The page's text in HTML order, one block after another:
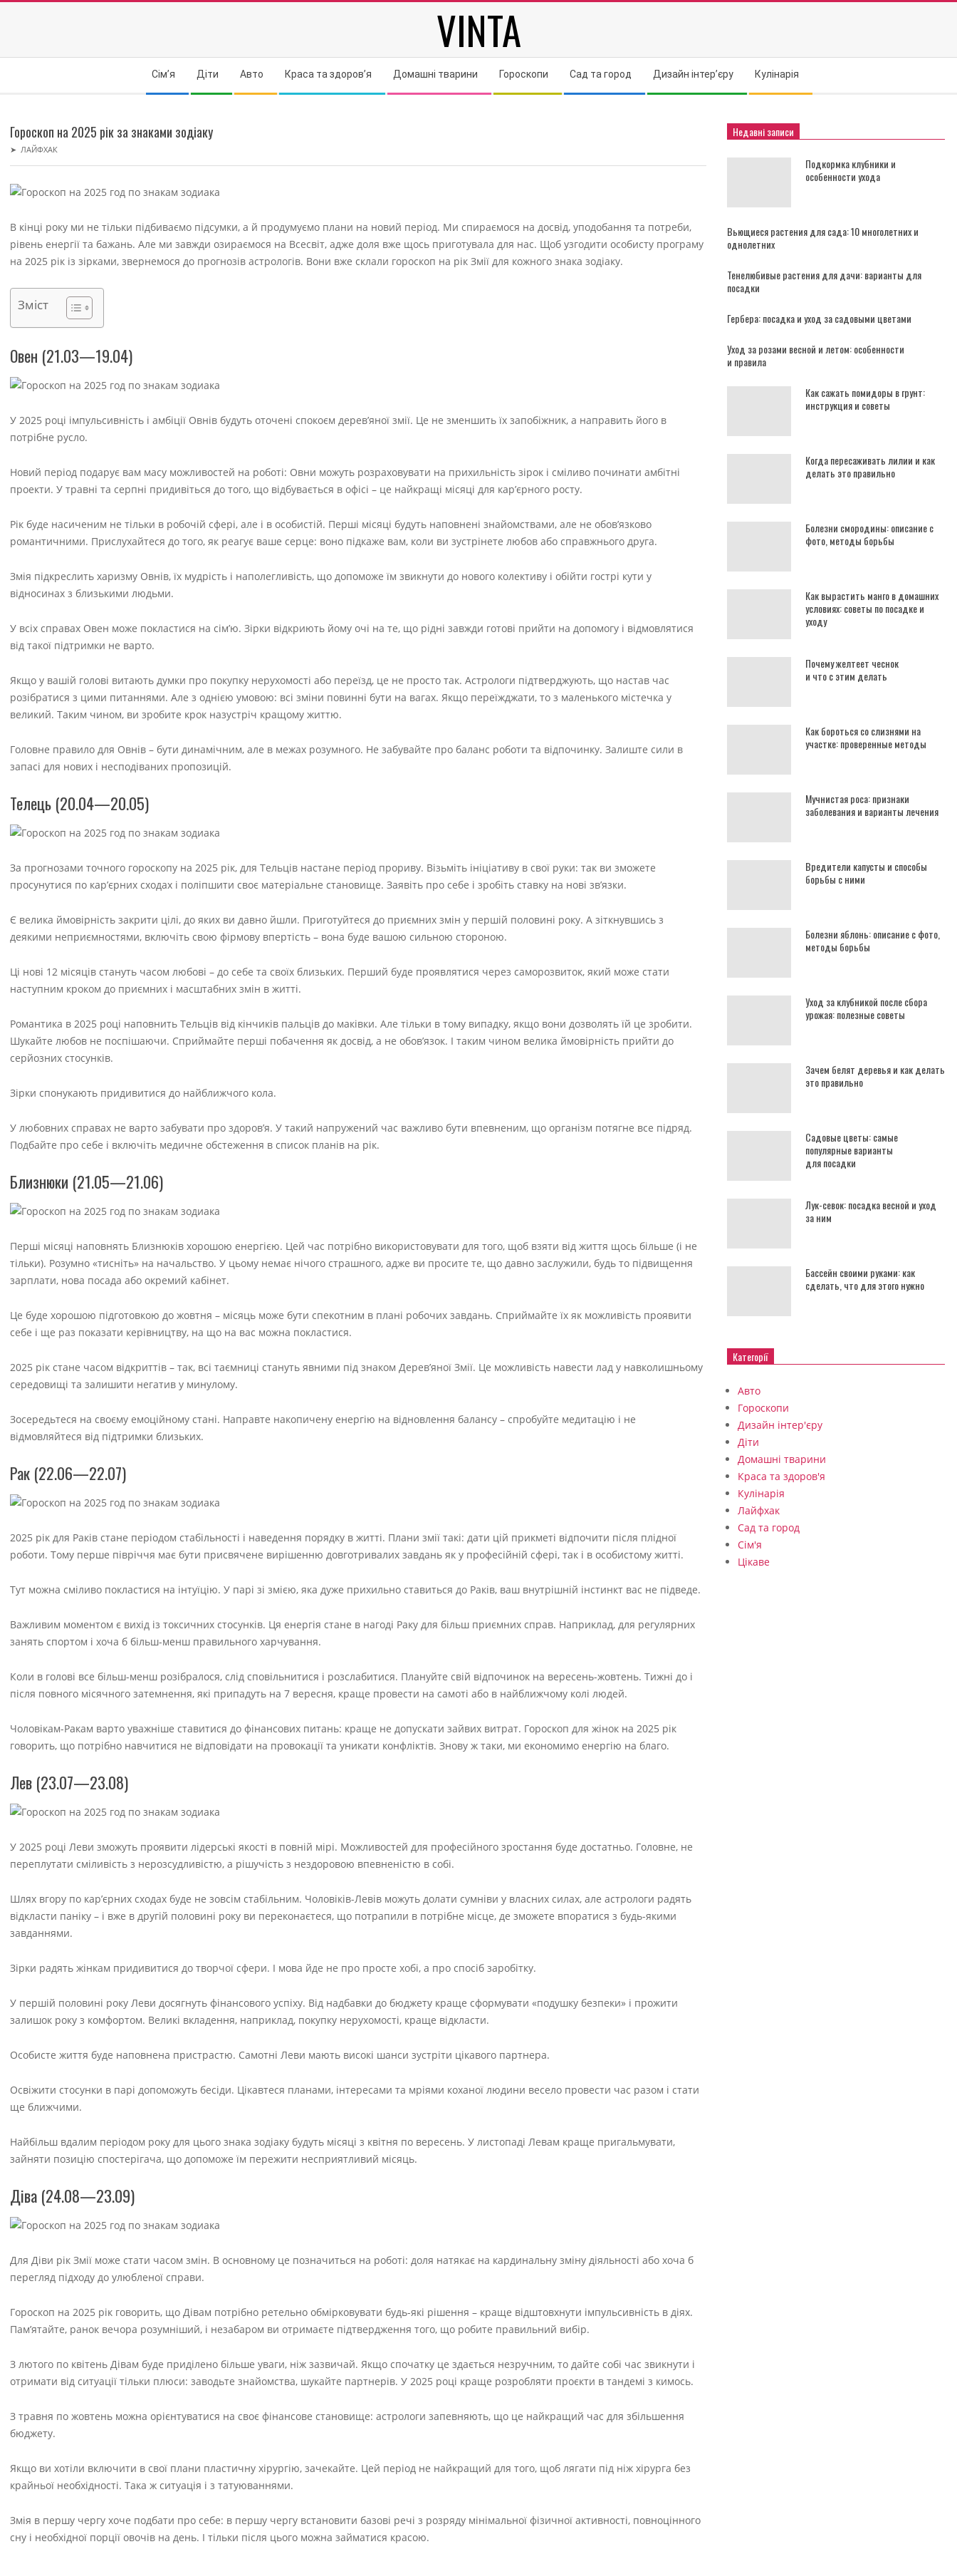
VINTA
Сім’я Діти Авто Краса та здоров’я Домашні тварини Гороскопи Сад та город Дизайн інтер’єру Кулінарія
Гороскоп на 2025 рік за знаками зодіаку
➤ ЛАЙФХАК
В кінці року ми не тільки підбиваємо підсумки, а й продумуємо плани на новий період. Ми спираємося на досвід, уподобання та потреби,
рівень енергії та бажань. Але ми завжди озираємося на Всесвіт, адже доля вже щось приготувала для нас. Щоб узгодити особисту програму
на 2025 рік із зірками, звернемося до прогнозів астрологів. Вони вже склали гороскоп на рік Змії для кожного знака зодіаку.
Зміст
Овен (21.03—19.04)
У 2025 році імпульсивність і амбіції Овнів будуть оточені спокоєм дерев’яної змії. Це не зменшить їх запобіжник, а направить його в
потрібне русло.
Новий період подарує вам масу можливостей на роботі: Овни можуть розраховувати на прихильність зірок і сміливо починати амбітні
проекти. У травні та серпні придивіться до того, що відбувається в офісі – це найкращі місяці для кар’єрного росту.
Рік буде насиченим не тільки в робочій сфері, але і в особистій. Перші місяці будуть наповнені знайомствами, але не обов’язково
романтичними. Прислухайтеся до того, як реагує ваше серце: воно підкаже вам, коли ви зустрінете любов або справжнього друга.
Змія підкреслить харизму Овнів, їх мудрість і наполегливість, що допоможе їм звикнути до нового колективу і обійти гострі кути у
відносинах з близькими людьми.
У всіх справах Овен може покластися на сім’ю. Зірки відкриють йому очі на те, що рідні завжди готові прийти на допомогу і відмовлятися
від такої підтримки не варто.
Якщо у вашій голові витають думки про покупку нерухомості або переїзд, це не просто так. Астрологи підтверджують, що настав час
розібратися з цими питаннями. Але з однією умовою: всі зміни повинні бути на вагах. Якщо переїжджати, то з маленького містечка у
великий. Таким чином, ви зробите крок назустріч кращому життю.
Головне правило для Овнів – бути динамічним, але в межах розумного. Не забувайте про баланс роботи та відпочинку. Залиште сили в
запасі для нових і несподіваних пропозицій.
Телець (20.04—20.05)
За прогнозами точного гороскопу на 2025 рік, для Тельців настане період прориву. Візьміть ініціативу в свої руки: так ви зможете
просунутися по кар’єрних сходах і поліпшити своє матеріальне становище. Заявіть про себе і зробіть ставку на нові зв’язки.
Є велика ймовірність закрити цілі, до яких ви давно йшли. Приготуйтеся до приємних змін у першій половині року. А зіткнувшись з
деякими неприємностями, включіть свою фірмову впертість – вона буде вашою сильною стороною.
Ці нові 12 місяців стануть часом любові – до себе та своїх близьких. Перший буде проявлятися через саморозвиток, який може стати
наступним кроком до приємних і масштабних змін в житті.
Романтика в 2025 році наповнить Тельців від кінчиків пальців до маківки. Але тільки в тому випадку, якщо вони дозволять їй це зробити.
Шукайте любов не поспішаючи. Сприймайте перші побачення як досвід, а не обов’язок. І таким чином велика ймовірність прийти до
серйозних стосунків.
Зірки спонукають придивитися до найближчого кола.
У любовних справах не варто забувати про здоров’я. У такий напружений час важливо бути впевненим, що організм потягне все підряд.
Подбайте про себе і включіть медичне обстеження в список планів на рік.
Близнюки (21.05—21.06)
Перші місяці наповнять Близнюків хорошою енергією. Цей час потрібно використовувати для того, щоб взяти від життя щось більше (і не
тільки). Розумно «тисніть» на начальство. У цьому немає нічого страшного, адже ви просите те, що давно заслужили, будь то підвищення
зарплати, нова посада або окремий кабінет.
Це буде хорошою підготовкою до жовтня – місяць може бути спекотним в плані робочих завдань. Сприймайте їх як можливість проявити
себе і ще раз показати керівництву, на що на вас можна покластися.
2025 рік стане часом відкриттів – так, всі таємниці стануть явними під знаком Дерев’яної Змії. Це можливість навести лад у навколишньому
середовищі та залишити негатив у минулому.
Зосередьтеся на своєму емоційному стані. Направте накопичену енергію на відновлення балансу – спробуйте медитацію і не
відмовляйтеся від підтримки близьких.
Рак (22.06—22.07)
2025 рік для Раків стане періодом стабільності і наведення порядку в житті. Плани змії такі: дати цій прикметі відпочити після плідної
роботи. Тому перше півріччя має бути присвячене вирішенню довготривалих завдань як у професійній сфері, так і в особистому житті.
Тут можна сміливо покластися на інтуїцію. У парі зі змією, яка дуже прихильно ставиться до Раків, ваш внутрішній інстинкт вас не підведе.
Важливим моментом є вихід із токсичних стосунків. Ця енергія стане в нагоді Раку для більш приємних справ. Наприклад, для регулярних
занять спортом і хоча б більш-менш правильного харчування.
Коли в голові все більш-менш розібралося, слід сповільнитися і розслабитися. Плануйте свій відпочинок на вересень-жовтень. Тижні до і
після повного місячного затемнення, які припадуть на 7 вересня, краще провести на самоті або в найближчому колі людей.
Чоловікам-Ракам варто уважніше ставитися до фінансових питань: краще не допускати зайвих витрат. Гороскоп для жінок на 2025 рік
говорить, що потрібно навчитися не відповідати на провокації та уникати конфліктів. Знову ж таки, ми економимо енергію на благо.
Лев (23.07—23.08)
У 2025 році Леви зможуть проявити лідерські якості в повній мірі. Можливостей для професійного зростання буде достатньо. Головне, не
переплутати сміливість з нерозсудливістю, а рішучість з нездоровою впевненістю в собі.
Шлях вгору по кар’єрних сходах буде не зовсім стабільним. Чоловіків-Левів можуть долати сумніви у власних силах, але астрологи радять
відкласти паніку – і вже в другій половині року ви переконаєтеся, що потрапили в потрібне місце, де зможете впоратися з будь-якими
завданнями.
Зірки радять жінкам придивитися до творчої сфери. І мова йде не про просте хобі, а про спосіб заробітку.
У першій половині року Леви досягнуть фінансового успіху. Від надбавки до бюджету краще сформувати «подушку безпеки» і прожити
залишок року з комфортом. Великі вкладення, наприклад, покупку нерухомості, краще відкласти.
Особисте життя буде наповнена пристрастю. Самотні Леви мають високі шанси зустріти цікавого партнера.
Освіжити стосунки в парі допоможуть бесіди. Цікавтеся планами, інтересами та мріями коханої людини весело провести час разом і стати
ще ближчими.
Найбільш вдалим періодом року для цього знака зодіаку будуть місяці з квітня по вересень. У листопаді Левам краще пригальмувати,
зайняти позицію спостерігача, що допоможе їм пережити несприятливий місяць.
Діва (24.08—23.09)
Для Діви рік Змії може стати часом змін. В основному це позначиться на роботі: доля натякає на кардинальну зміну діяльності або хоча б
перегляд підходу до улюбленої справи.
Гороскоп на 2025 рік говорить, що Дівам потрібно ретельно обмірковувати будь-які рішення – краще відштовхнути імпульсивність в діях.
Пам’ятайте, ранок вечора розумніший, і незабаром ви отримаєте підтвердження того, що робите правильний вибір.
З лютого по квітень Дівам буде приділено більше уваги, ніж зазвичай. Якщо спочатку це здається незручним, то дайте собі час звикнути і
отримати від ситуації тільки плюси: заводьте знайомства, шукайте партнерів. У 2025 році краще розробляти проєкти в тандемі з кимось.
З травня по жовтень можна орієнтуватися на своє фінансове становище: астрологи запевняють, що це найкращий час для збільшення
бюджету.
Якщо ви хотіли включити в свої плани пластичну хірургію, зачекайте. Цей період не найкращий для того, щоб лягати під ніж хірурга без
крайньої необхідності. Така ж ситуація і з татуюваннями.
Змія в першу чергу хоче подбати про себе: в першу чергу встановити базові речі з розряду мінімальної фізичної активності, повноцінного
сну і необхідної порції овочів на день. І тільки після цього можна займатися красою.
Недавні записи
Подкормка клубники и
особенности ухода
Вьющиеся растения для сада: 10 многолетних и
однолетних
Тенелюбивые растения для дачи: варианты для
посадки
Гербера: посадка и уход за садовыми цветами
Уход за розами весной и летом: особенности
и правила
Как сажать помидоры в грунт:
инструкция и советы
Когда пересаживать лилии и как
делать это правильно
Болезни смородины: описание с
фото, методы борьбы
Как вырастить манго в домашних
условиях: советы по посадке и
уходу
Почему желтеет чеснок
и что с этим делать
Как бороться со слизнями на
участке: проверенные методы
Мучнистая роса: признаки
заболевания и варианты лечения
Вредители капусты и способы
борьбы с ними
Болезни яблонь: описание с фото,
методы борьбы
Уход за клубникой после сбора
урожая: полезные советы
Зачем белят деревья и как делать
это правильно
Садовые цветы: самые
популярные варианты
для посадки
Лук-севок: посадка весной и уход
за ним
Бассейн своими руками: как
сделать, что для этого нужно
Категорії
Авто
Гороскопи
Дизайн інтер'єру
Діти
Домашні тварини
Краса та здоров'я
Кулінарія
Лайфхак
Сад та город
Сім'я
Цікаве